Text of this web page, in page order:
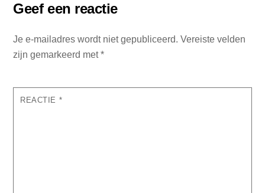
Geef een reactie
Je e-mailadres wordt niet gepubliceerd. Vereiste velden
zijn gemarkeerd met*
REACTIE *